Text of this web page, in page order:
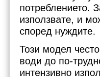
потреблението.
използвате, и
според нуждите.
Този модел
води до по-
интензивно